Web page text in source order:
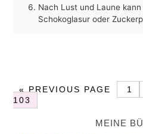
Nach Lust und Laune
Schokoglasur oder
« PREVIOUS PAGE 1
103
MEINE